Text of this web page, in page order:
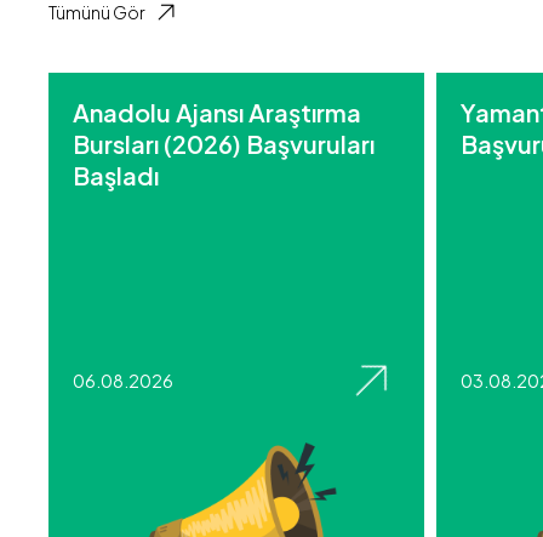
Tümünü Gör
Anadolu Ajansı Araştırma
Bursları (2026) Başvuruları
Başladı
06.08.2026